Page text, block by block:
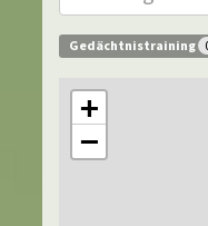
Gedächtnistraining
+
−